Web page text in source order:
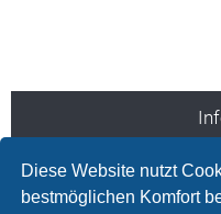
Diese Website nutzt
bestmöglichen Komfort